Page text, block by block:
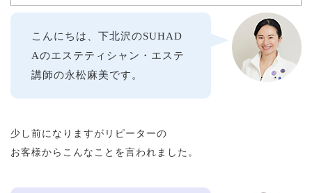
こんにちは、下北沢のSUHAD
Aのエステティシャン・エステ
講師の永松麻美です。
少し前になりますがリピーターの
お客様からこんなことを言われました。